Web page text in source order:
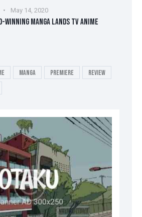
May 14, 2020
WINNING MANGA LANDS TV ANIME
Manga Premiere
Review